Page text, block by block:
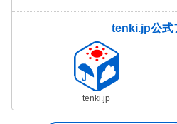
tenki.jp公式
tenki.jp